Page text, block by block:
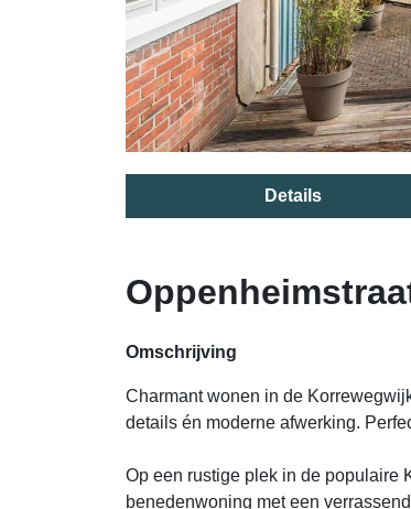
Details
Omschrijving
Charmant wonen in de
details én moderne afwerking.
Op een rustige plek in de populaire
benedenwoning met een